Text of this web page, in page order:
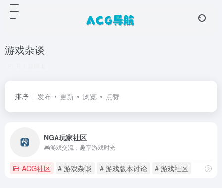
游戏杂谈
排序 发布 更新 浏览 点赞
NGA玩家社区
🎮游戏交流，趣享游戏时光
ACG社区 # 游戏杂谈 # 游戏版本讨论 # 游戏社区